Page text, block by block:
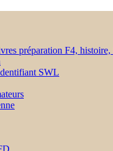
préparation F4,
SWL